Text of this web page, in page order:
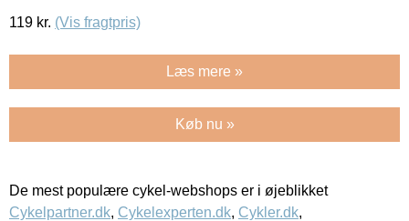
119 kr. (Vis fragtpris)
Læs mere »
Køb nu »
De mest populære cykel-webshops er i øjeblikket
Cykelpartner.dk, Cykelexperten.dk, Cykler.dk,